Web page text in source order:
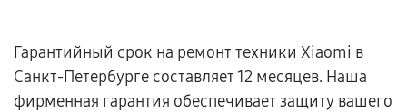
Гарантийный срок на ремонт техники Xiaomi в
Санкт-Петербурге составляет 12 месяцев. Наша
фирменная гарантия обеспечивает защиту вашего